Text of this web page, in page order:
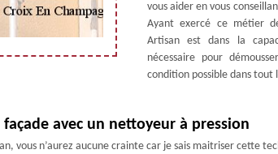
vous aider en vous
Ayant exercé ce métier
Artisan est dans la
nécessaire pour
condition possible dans tout
avec un nettoyeur à pression
vous n’aurez aucune crainte car je sais maitriser cette